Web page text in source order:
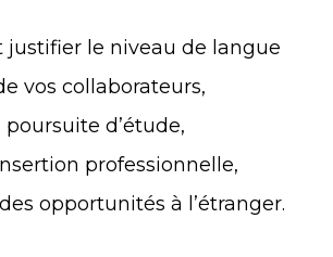
justifier le niveau de langue
vos collaborateurs,
d’étude,
professionnelle,
opportunités à l’étranger.